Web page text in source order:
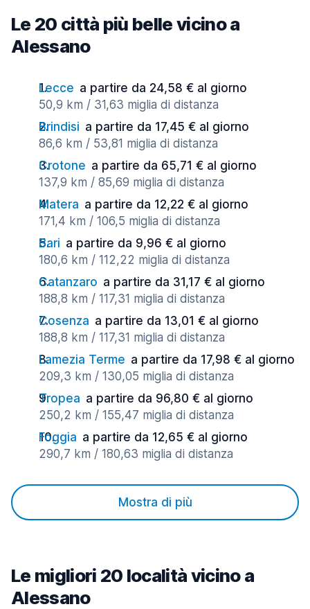
Le 20 città più belle vicino a
Alessano
Lecce a partire da 24,58 € al giorno
50,9 km / 31,63 miglia di distanza
Brindisi a partire da 17,45 € al giorno
86,6 km / 53,81 miglia di distanza
Crotone a partire da 65,71 € al giorno
137,9 km / 85,69 miglia di distanza
Matera a partire da 12,22 € al giorno
171,4 km / 106,5 miglia di distanza
Bari a partire da 9,96 € al giorno
180,6 km / 112,22 miglia di distanza
Catanzaro a partire da 31,17 € al giorno
188,8 km / 117,31 miglia di distanza
Cosenza a partire da 13,01 € al giorno
188,8 km / 117,31 miglia di distanza
Lamezia Terme a partire da 17,98 € al giorno
209,3 km / 130,05 miglia di distanza
Tropea a partire da 96,80 € al giorno
250,2 km / 155,47 miglia di distanza
Foggia a partire da 12,65 € al giorno
290,7 km / 180,63 miglia di distanza
Mostra di più
Le migliori 20 località vicino a
Alessano